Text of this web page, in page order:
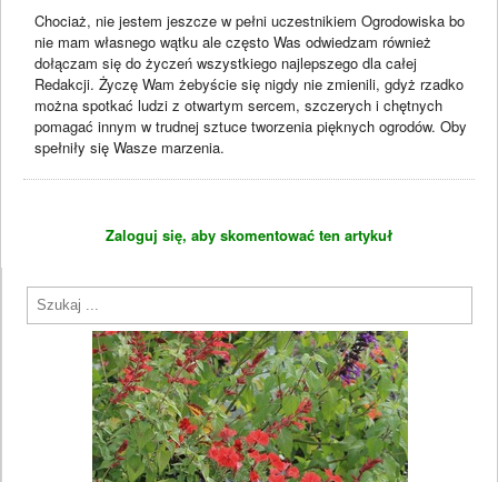
Chociaż, nie jestem jeszcze w pełni uczestnikiem Ogrodowiska bo
nie mam własnego wątku ale często Was odwiedzam również
dołączam się do życzeń wszystkiego najlepszego dla całej
Redakcji. Życzę Wam żebyście się nigdy nie zmienili, gdyż rzadko
można spotkać ludzi z otwartym sercem, szczerych i chętnych
pomagać innym w trudnej sztuce tworzenia pięknych ogrodów. Oby
spełniły się Wasze marzenia.
Zaloguj się, aby skomentować ten artykuł